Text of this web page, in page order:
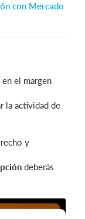
con Mercado
el margen
la actividad de
y
deberás